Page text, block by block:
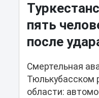
пять
после
Смертельная
Тюлькубасском
области: